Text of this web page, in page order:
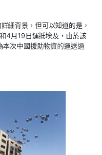
細背景，但可以知道的是，
4月19日運抵埃及，由於該
本次中國援助物資的運送過